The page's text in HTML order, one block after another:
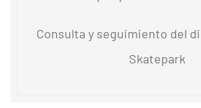
Consulta y seguimiento del
Skatepark